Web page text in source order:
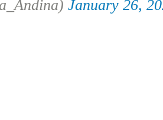
January 26,